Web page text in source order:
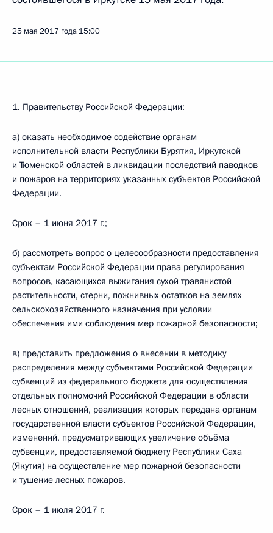
25 мая 2017 года 15:00
1. Правительству Российской Федерации:
а) оказать необходимое содействие органам
исполнительной власти Республики Бурятия, Иркутской
и Тюменской областей в ликвидации последствий паводков
и пожаров на территориях указанных субъектов Российской
Федерации.
Срок – 1 июня 2017 г.;
б) рассмотреть вопрос о целесообразности предоставления
субъектам Российской Федерации права регулирования
вопросов, касающихся выжигания сухой травянистой
растительности, стерни, пожнивных остатков на землях
сельскохозяйственного назначения при условии
обеспечения ими соблюдения мер пожарной безопасности;
в) представить предложения о внесении в методику
распределения между субъектами Российской Федерации
субвенций из федерального бюджета для осуществления
отдельных полномочий Российской Федерации в области
лесных отношений, реализация которых передана органам
государственной власти субъектов Российской Федерации,
изменений, предусматривающих увеличение объёма
субвенции, предоставляемой бюджету Республики Саха
(Якутия) на осуществление мер пожарной безопасности
и тушение лесных пожаров.
Срок – 1 июля 2017 г.